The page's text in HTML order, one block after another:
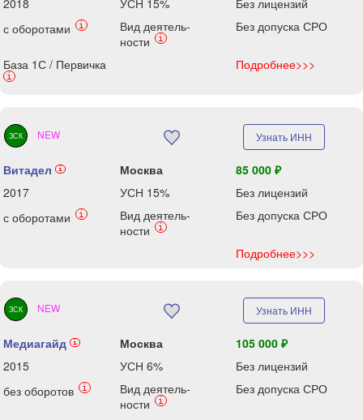
2018
УСН 15%
Без лицензий
с оборотами
i
Вид деятель-
ности
i
Без допуска СРО
База 1С / Первичка
i
Подробнее>>>
ЗСК NEW Узнать ИНН
Витадел i Москва
85 000 ₽
2017
УСН 15%
Без лицензий
с оборотами
i
Вид деятель-
ности
i
Без допуска СРО
Подробнее>>>
ЗСК NEW Узнать ИНН
Медиагайд i Москва
105 000 ₽
2015
УСН 6%
Без лицензий
без оборотов
i
Вид деятель-
ности
i
Без допуска СРО